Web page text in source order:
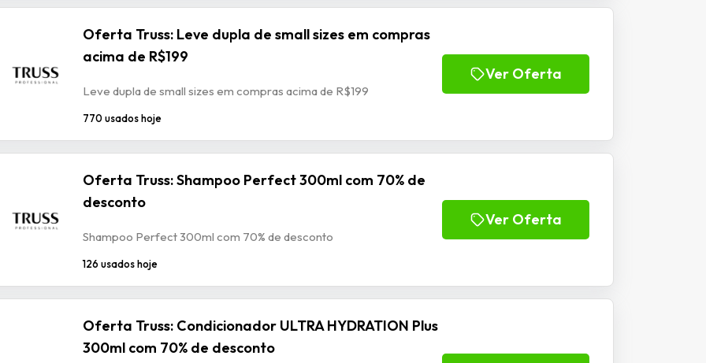
Oferta Truss: Leve dupla de small sizes em compras
acima de R$199
Leve dupla de small sizes em compras acima de R$199
770 usados hoje
Ver Oferta
Oferta Truss: Shampoo Perfect 300ml com 70% de
desconto
Shampoo Perfect 300ml com 70% de desconto
126 usados hoje
Ver Oferta
Oferta Truss: Condicionador ULTRA HYDRATION Plus
300ml com 70% de desconto